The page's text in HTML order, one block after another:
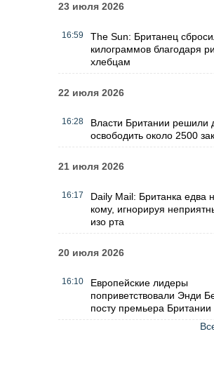
23 июля 2026
16:59
The Sun: Британец
килограммов благодаря
хлебцам
22 июля 2026
16:28
Власти Британии решили
освободить около 2500
21 июля 2026
16:17
Daily Mail: Британка едва
кому, игнорируя
изо рта
20 июля 2026
16:10
Европейские лидеры
поприветствовали Энди
посту премьера Британии